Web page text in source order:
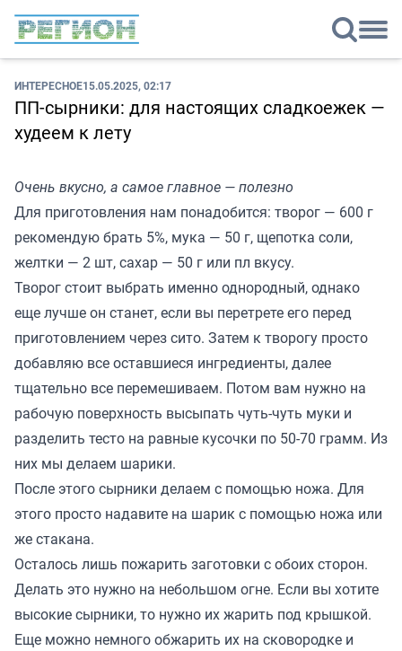
ИНТЕРЕСНОЕ15.05.2025, 02:17
ПП-сырники: для настоящих сладкоежек —
худеем к лету
Очень вкусно, а самое главное — полезно
Для приготовления нам понадобится: творог — 600 г
рекомендую брать 5%, мука — 50 г, щепотка соли,
желтки — 2 шт, сахар — 50 г или пл вкусу.
Творог стоит выбрать именно однородный, однако
еще лучше он станет, если вы перетрете его перед
приготовлением через сито. Затем к творогу просто
добавляю все оставшиеся ингредиенты, далее
тщательно все перемешиваем. Потом вам нужно на
рабочую поверхность высыпать чуть-чуть муки и
разделить тесто на равные кусочки по 50-70 грамм. Из
них мы делаем шарики.
После этого сырники делаем с помощью ножа. Для
этого просто надавите на шарик с помощью ножа или
же стакана.
Осталось лишь пожарить заготовки с обоих сторон.
Делать это нужно на небольшом огне. Если вы хотите
высокие сырники, то нужно их жарить под крышкой.
Еще можно немного обжарить их на сковородке и